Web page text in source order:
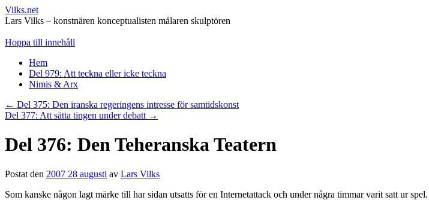
Vilks.net
Lars Vilks – konstnären konceptualisten målaren skulptören
Hoppa till innehåll
Hem
Del 979: Att teckna eller icke teckna
Nimis & Arx
← Del 375: Den iranska regeringens intresse för samtidskonst
Del 377: Att sätta tingen under debatt →
Del 376: Den Teheranska Teatern
Postat den 2007 28 augusti av Lars Vilks
Som kanske någon lagt märke till har sidan utsatts för en Internetattack och under några timmar varit satt ur spel.